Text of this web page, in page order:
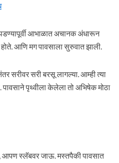
आभाळात अचानक अंधारून
आणि मग पावसाला सुरुवात झाली.
सरीवर सरी बरसू लागल्या. आम्ही त्या
पावसाने पृथ्वीला केलेला तो अभिषेक मोठा
आपण स्लॅबवर जाऊ. मस्तपैकी पावसात